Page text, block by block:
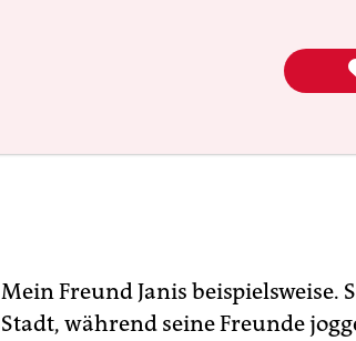
Mein Freund Janis
Stadt, während seine Freunde